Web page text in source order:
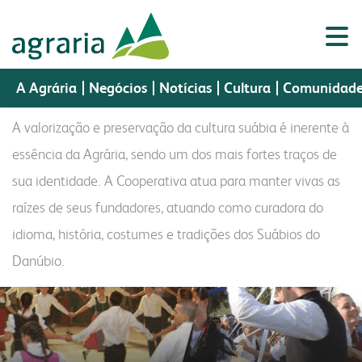
A Agrária Negócios Notícias Cultura
perfil
missão, visão e valores
política da gestão integrada
malte
óleo e farelo
colégio imperatriz
sementes
a agrária
indústria
a fapa
laboratório
fapa radar
nutrição animal
produtos
biblioteca digital
a fábrica
assistência técnica
Webmail
Cooperado
Técnica
Colaborador
cultura
A valorização e preservação da cultura suábia é inerente à
essência da Agrária, sendo um dos mais fortes traços de
sua identidade. A Cooperativa atua para manter vivas as
raízes de seus fundadores, atuando como curadora do
idioma, história, costumes e tradições dos Suábios do
Danúbio.